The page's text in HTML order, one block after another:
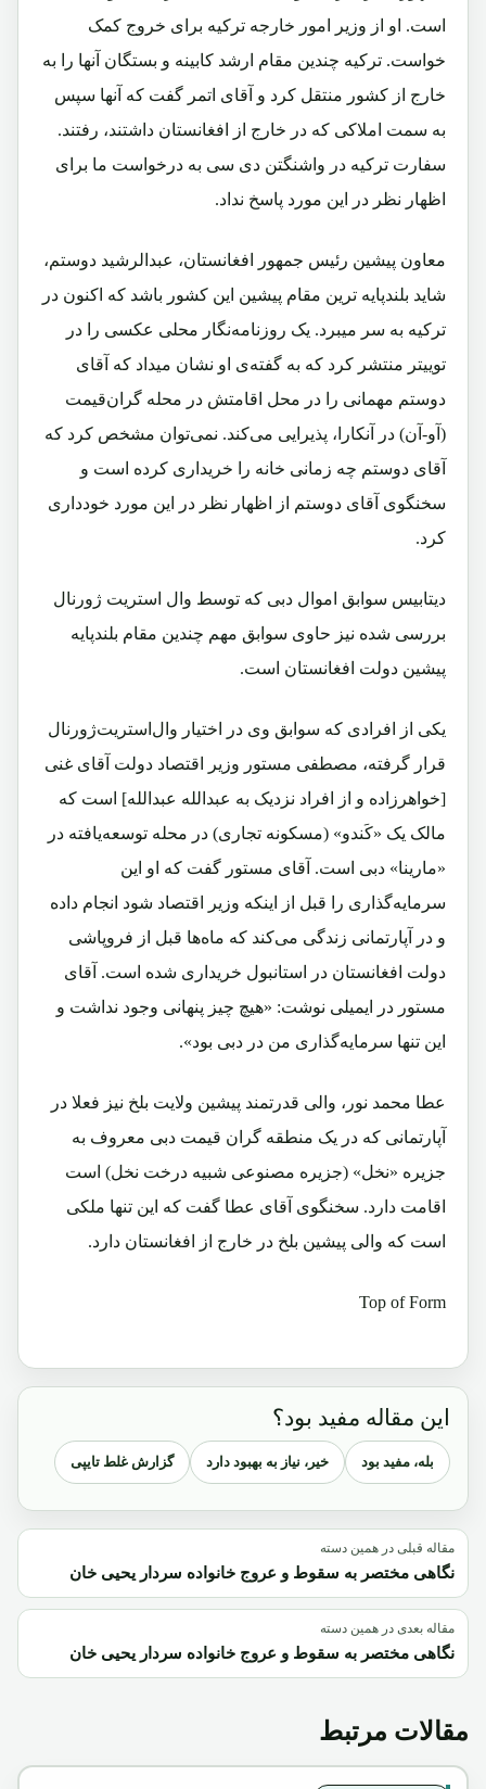
است. او از وزیر امور خارجه ترکیه برای خروج کمک
خواست. ترکیه چندین مقام ارشد کابینه و بستگان آنها را به
خارج از کشور منتقل کرد و آقای اتمر گفت که آنها سپس
به سمت املاکی که در خارج از افغانستان داشتند، رفتند.
سفارت ترکیه در واشنگتن دی سی به درخواست ما برای
اظهار نظر در این مورد پاسخ نداد.
معاون پیشین رئیس جمهور افغانستان، عبدالرشید دوستم،
شاید بلندپایه ترین مقام پیشین این کشور باشد که اکنون در
ترکیه به سر میبرد. یک روزنامه‌نگار محلی عکسی را در
توییتر منتشر کرد که به گفته‌ی او نشان میداد که آقای
دوستم مهمانی را در محل اقامتش در محله گران‌قیمت
(آو-آن) در آنکارا، پذیرایی می‌کند. نمی‌توان مشخص کرد که
آقای دوستم چه زمانی خانه را خریداری کرده است و
سخنگوی آقای دوستم از اظهار نظر در این مورد خودداری
کرد.
دیتابیس سوابق اموال دبی که توسط وال استریت ژورنال
بررسی شده نیز حاوی سوابق مهم چندین مقام بلندپایه
پیشین دولت افغانستان است.
یکی از افرادی که سوابق وی در اختیار وال‌استریت‌ژورنال
قرار گرفته، مصطفی مستور وزیر اقتصاد دولت آقای غنی
[خواهرزاده و از افراد نزدیک به عبدالله عبدالله] است که
مالک یک «کَندو» (مسکونه تجاری) در محله توسعه‌یافته در
«مارینا» دبی است. آقای مستور گفت که او این
سرمایه‌گذاری را قبل از اینکه وزیر اقتصاد شود انجام داده
و در آپارتمانی زندگی می‌کند که ماه‌ها قبل از فروپاشی
دولت افغانستان در استانبول خریداری شده است. آقای
مستور در ایمیلی نوشت: «هیچ چیز پنهانی وجود نداشت و
این تنها سرمایه‌گذاری من در دبی بود».
عطا محمد نور، والی قدرتمند پیشین ولایت بلخ نیز فعلا در
آپارتمانی که در یک منطقه گران قیمت دبی معروف به
جزیره «نخل» (جزیره مصنوعی شبیه درخت نخل) است
اقامت دارد. سخنگوی آقای عطا گفت که این تنها ملکی
است که والی پیشین بلخ در خارج از افغانستان دارد.
Top of Form
این مقاله مفید بود؟
بله، مفید بود خیر، نیاز به بهبود دارد گزارش غلط تایپی
مقاله قبلی در همین دسته
نگاهی مختصر به سقوط و عروج خانواده سردار یحیی خان
مقاله بعدی در همین دسته
نگاهی مختصر به سقوط و عروج خانواده سردار یحیی خان
مقالات مرتبط